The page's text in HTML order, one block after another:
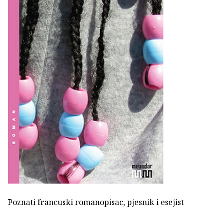
Poznati francuski romanopisac, pjesnik i esejist